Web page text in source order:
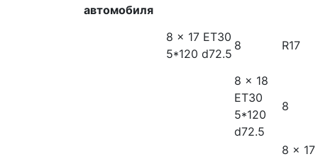
автомобиля
8 x 17 ET30
5*120 d72.5
8 R17
8 x 18
ET30
5*120
d72.5
8
8 x 17